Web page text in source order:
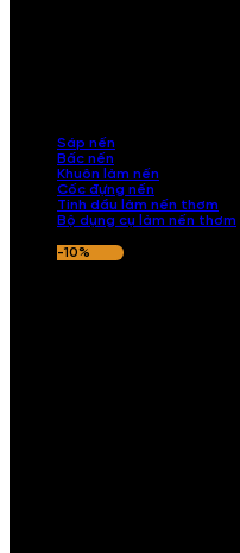
Sáp nến
Bấc nến
Khuôn làm nến
Cốc đựng nến
Tinh dầu làm nến thơm
Bộ dụng cụ làm nến thơm
-10%